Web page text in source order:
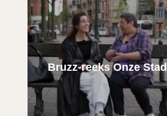
Bruzz-reeks Onze Stad